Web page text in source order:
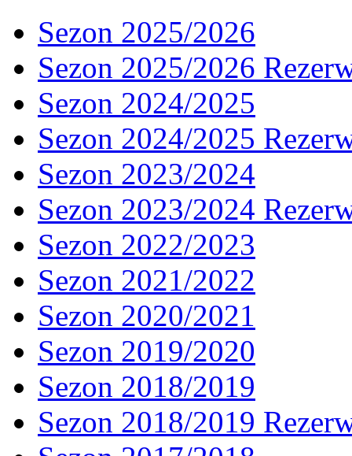
Sezon 2025/2026
Sezon 2025/2026
Sezon 2024/2025
Sezon 2024/2025
Sezon 2023/2024
Sezon 2023/2024
Sezon 2022/2023
Sezon 2021/2022
Sezon 2020/2021
Sezon 2019/2020
Sezon 2018/2019
Sezon 2018/2019